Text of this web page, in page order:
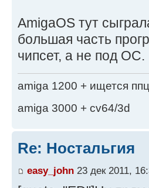
AmigaOS тут
большая часть
чипсет, а не под ОС.
amiga 1200 + ищется
amiga 3000 + cv64/3d
Re: Ностальгия
easy_john 23 дек 2011,